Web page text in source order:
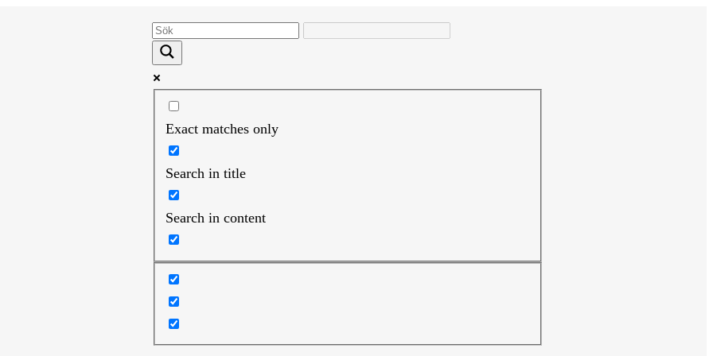
Exact matches only
Search in title
Search in content